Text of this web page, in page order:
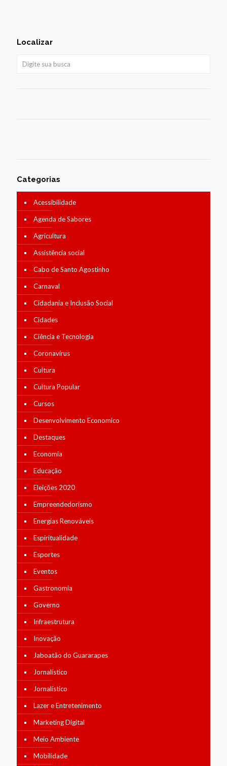
Localizar
Categorias
Acessibilidade
Agenda de Sabores
Agricultura
Assistência social
Cabo de Santo Agostinho
Carnaval
Cidadania e Inclusão Social
Cidades
Ciência e Tecnologia
Coronavírus
Cultura
Cultura Popular
Cursos
Desenvolvimento Economico
Destaques
Economia
Educação
Eleições 2020
Empreendedorismo
Energias Renováveis
Espiritualidade
Esportes
Eventos
Gastronomia
Governo
Infraestrutura
Inovação
Jaboatão do Guararapes
Jornalístico
Jornalístico
Lazer e Entretenimento
Marketing Digital
Meio Ambiente
Mobilidade